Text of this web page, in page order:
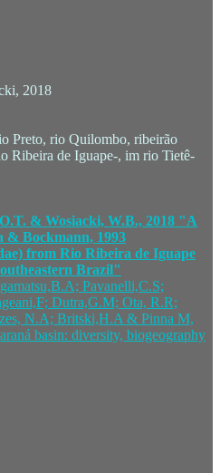
2018
Preto, rio Quilombo, ribeirão
Ribeira de Iguape-, im rio Tietê-
& Wosiacki, W.B., 2018 "A
& Bockmann, 1993
from Rio Ribeira de Iguape
Brazil"
Pavanelli,C.S;
Dutra,G.M; Ota, R.R;
N.A; Britski,H.A & Pinna M,
basin: diversity, biogeography